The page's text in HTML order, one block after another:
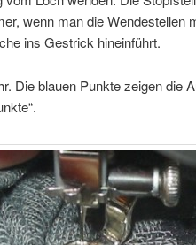
wenn man die Wendestellen
ins Gestrick hineinführt.
Die blauen Punkte zeigen die